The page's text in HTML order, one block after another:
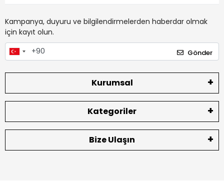
Kampanya, duyuru ve bilgilendirmelerden haberdar olmak
için kayıt olun.
Gönder
Kurumsal
Kategoriler
Bize Ulaşın